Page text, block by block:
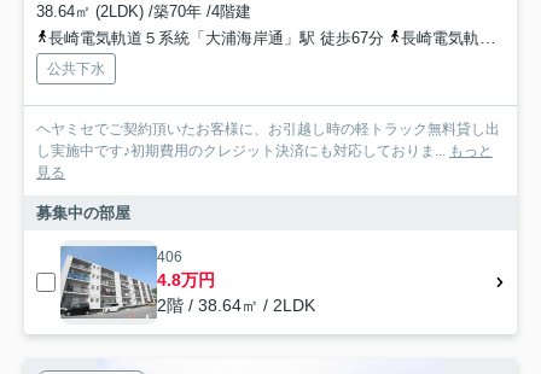
38.64㎡ (2LDK) /築70年 /4階建
長崎電気軌道５系統「大浦海岸通」駅 徒歩67分
長崎電気軌道５系統「石橋」駅 徒歩69分
公共下水
ヘヤミセでご契約頂いたお客様に、お引越し時の軽トラック無料貸し出
し実施中です♪初期費用のクレジット決済にも対応しておりま... もっと
見る
募集中の部屋
406
4.8万円
2階 / 38.64㎡ / 2LDK